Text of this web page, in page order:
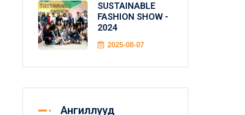
SUSTAINABLE
FASHION SHOW -
2024
2025-08-07
Ангиллууд